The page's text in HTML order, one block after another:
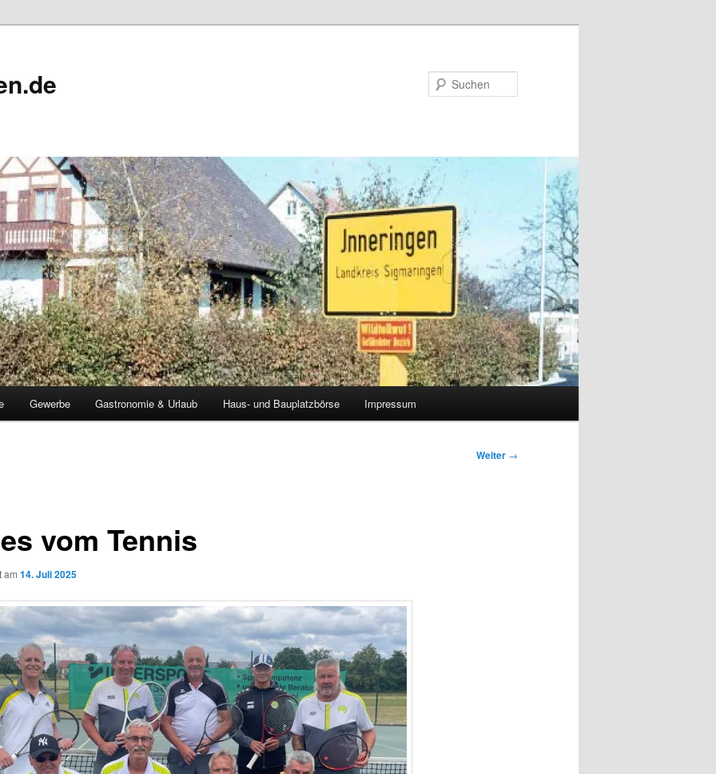
Gewerbe Gastronomie & Urlaub Haus- und Bauplatzbörse Impressum
Weiter →
vom Tennis
am 14. Juli 2025